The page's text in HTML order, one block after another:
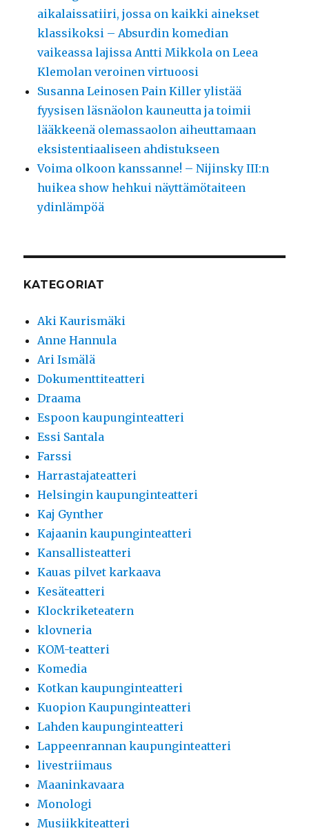
aikalaissatiiri, jossa on kaikki ainekset
klassikoksi – Absurdin komedian
vaikeassa lajissa Antti Mikkola on Leea
Klemolan veroinen virtuoosi
Susanna Leinosen Pain Killer ylistää
fyysisen läsnäolon kauneutta ja toimii
lääkkeenä olemassaolon aiheuttamaan
eksistentiaaliseen ahdistukseen
Voima olkoon kanssanne! – Nijinsky III:n
huikea show hehkui näyttämötaiteen
ydinlämpöä
KATEGORIAT
Aki Kaurismäki
Anne Hannula
Ari Ismälä
Dokumenttiteatteri
Draama
Espoon kaupunginteatteri
Essi Santala
Farssi
Harrastajateatteri
Helsingin kaupunginteatteri
Kaj Gynther
Kajaanin kaupunginteatteri
Kansallisteatteri
Kauas pilvet karkaava
Kesäteatteri
Klockriketeatern
klovneria
KOM-teatteri
Komedia
Kotkan kaupunginteatteri
Kuopion Kaupunginteatteri
Lahden kaupunginteatteri
Lappeenrannan kaupunginteatteri
livestriimaus
Maaninkavaara
Monologi
Musiikkiteatteri